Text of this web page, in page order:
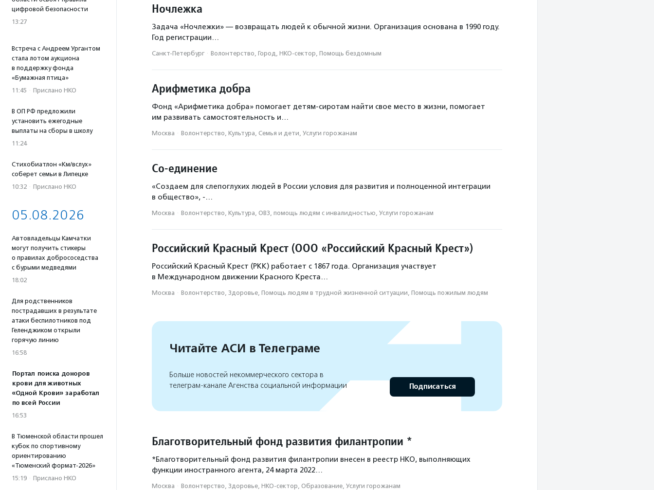
цифровой безопасности
13:27
Встреча с Андреем Ургантом
стала лотом аукциона
в поддержку фонда
«Бумажная птица»
11:45 · Прислано НКО
В ОП РФ предложили
установить ежегодные
выплаты на сборы в школу
11:24
Стихобиатлон «Км/вслух»
соберет семьи в Липецке
10:32 · Прислано НКО
05.08.2026
Автовладельцы Камчатки
могут получить стикеры
о правилах добрососедства
с бурыми медведями
18:02
Для родственников
пострадавших в результате
атаки беспилотников под
Геленджиком открыли
горячую линию
16:58
Портал поиска доноров
крови для животных
«Одной Крови» заработал
по всей России
16:53
В Тюменской области прошел
кубок по спортивному
ориентированию
«Тюменский формат-2026»
15:19 · Прислано НКО
Помощь людям с деменцией
Исследования Помощь социально уязвимым людям Помощь ветеранам
Помощь бездомным людям
бездомные люди
Гуманитарная помощь Краеведение национальные приоритеты
Помощь выпускникам детских домов и интернатов Помощь людям с эпилепсией
иппотерапия
Медиация Помощь людям с синдромом Дауна Коворкинг
Помощь людям с неврологическими заболеваниями
Поддержка СО НКО помощь людям с фенилкетонурией Помощь переселенцам
Ночлежка
Задача «Ночлежки» — возвращать людей к обычной жизни. Организация основана в 1990 году.
Год регистрации…
Санкт-Петербург · Волонтерство, Город, НКО-сектор, Помощь бездомным
Арифметика добра
Фонд «Арифметика добра» помогает детям-сиротам найти свое место в жизни, помогает
им развивать самостоятельность и…
Москва · Волонтерство, Культура, Семья и дети, Услуги горожанам
Со-единение
«Создаем для слепоглухих людей в России условия для развития и полноценной интеграции
в общество», -…
Москва · Волонтерство, Культура, ОВЗ, помощь людям с инвалидностью, Услуги горожанам
Российский Красный Крест (ООО «Российский Красный Крест»)
Российский Красный Крест (РКК) работает с 1867 года. Организация участвует
в Международном движении Красного Креста…
Москва · Волонтерство, Здоровье, Помощь людям в трудной жизненной ситуации, Помощь пожилым людям
Читайте АСИ в Телеграме
Больше новостей некоммерческого сектора в
телеграм-канале Агенства социальной информации
Подписаться
Благотворительный фонд развития филантропии *
*Благотворительный фонд развития филантропии внесен в реестр НКО, выполняющих
функции иностранного агента, 24 марта 2022…
Москва · Волонтерство, Здоровье, НКО-сектор, Образование, Услуги горожанам